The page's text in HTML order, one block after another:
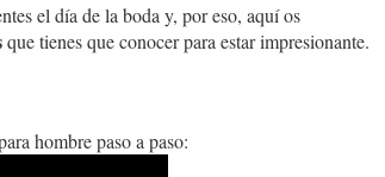
el día de la boda y, por eso, aquí os
que tienes que conocer para estar impresionante.
hombre paso a paso: